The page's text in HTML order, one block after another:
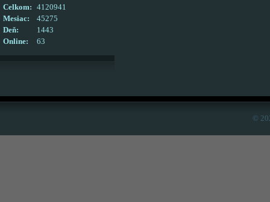
Online: 63
Celkom:
4120941
Mesiac:
45275
Deň:
1443
©